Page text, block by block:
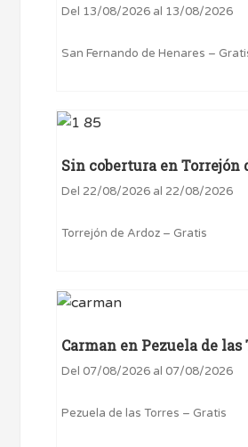
Del 13/08/2026 al 13/08/2026
San Fernando de Henares –
Sin cobertura en Torrejón
Del 22/08/2026 al 22/08/2026
Torrejón de Ardoz – Gratis
Carman en Pezuela de las
Del 07/08/2026 al 07/08/2026
Pezuela de las Torres – Gratis